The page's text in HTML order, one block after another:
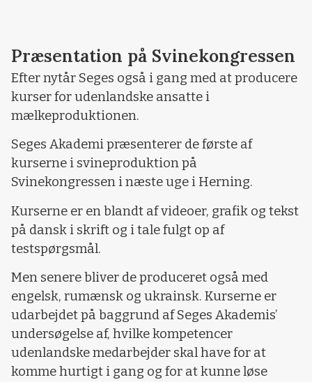
Præsentation på Svinekongressen
Efter nytår Seges også i gang med at producere
kurser for udenlandske ansatte i
mælkeproduktionen.
Seges Akademi præsenterer de første af
kurserne i svineproduktion på
Svinekongressen i næste uge i Herning.
Kurserne er en blandt af videoer, grafik og tekst
på dansk i skrift og i tale fulgt op af
testspørgsmål.
Men senere bliver de produceret også med
engelsk, rumænsk og ukrainsk. Kurserne er
udarbejdet på baggrund af Seges Akademis’
undersøgelse af, hvilke kompetencer
udenlandske medarbejder skal have for at
komme hurtigt i gang og for at kunne løse